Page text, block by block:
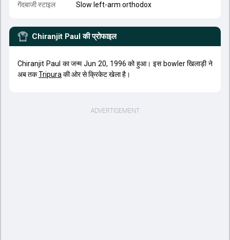
गेंदबाजी स्टाइल Slow left-arm orthodox
Chiranjit Paul की प्रोफाइल
Chiranjit Paul का जन्म Jun 20, 1996 को हुआ। इस bowler खिलाड़ी ने
अब तकTripura की ओर से क्रिकेट खेला है।